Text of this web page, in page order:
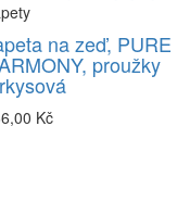
na zeď, PURE
proužky
Kč